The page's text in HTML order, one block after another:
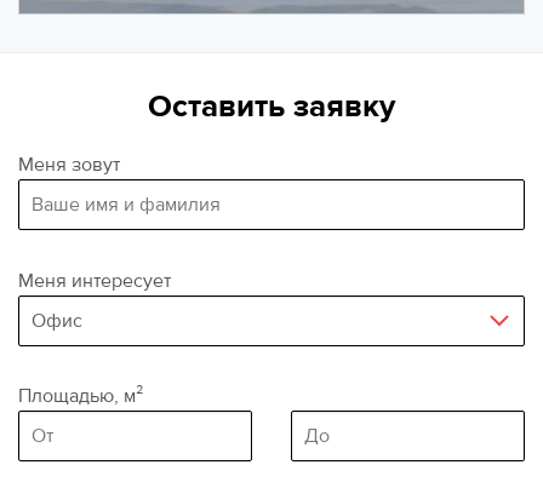
ворота в пол.
Дополнительно оплачивается электроэнергия.
Оставить заявку
Меня зовут
Меня интересует
Площадью, м²